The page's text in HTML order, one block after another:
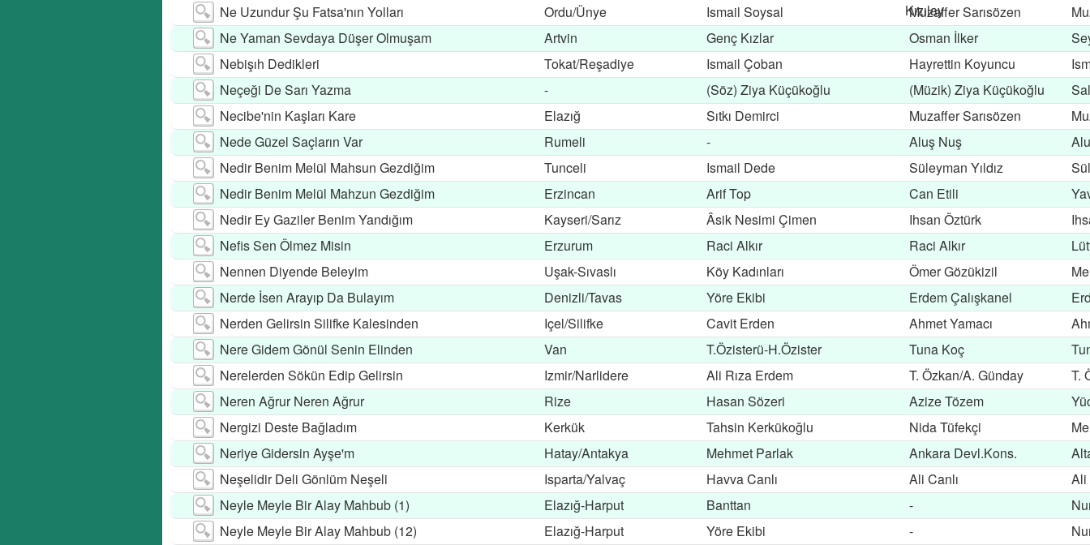
Kızılay
Ne Uzundur Şu Fatsa'nın Yolları
Ordu/Ünye Ismail Soysal Muzaffer Sarısözen
Ne Yaman Sevdaya Düşer Olmuşam
Artvin Genç Kızlar Osman İlker
Nebişıh Dedikleri
Tokat/Reşadiye Ismail Çoban Hayrettin Koyuncu
Neçeği De Sarı Yazma
- (Söz) Ziya Küçükoğlu (Müzik) Ziya Küçükoğlu
Necibe'nin Kaşları Kare
Elazığ Sıtkı Demirci Muzaffer Sarısözen
Nede Güzel Saçların Var
Rumeli - Aluş Nuş
Nedir Benim Melül Mahsun Gezdiğim
Tunceli Ismail Dede Süleyman Yıldız
Nedir Benim Melül Mahzun Gezdiğim
Erzincan Arif Top Can Etili
Nedir Ey Gaziler Benim Yandığım
Kayseri/Sarız Âsik Nesimi Çimen Ihsan Öztürk
Nefis Sen Ölmez Misin
Erzurum Raci Alkır Raci Alkır
Nennen Diyende Beleyim
Uşak-Sıvaslı Köy Kadınları Ömer Gözükizil
Nerde İsen Arayıp Da Bulayım
Denizli/Tavas Yöre Ekibi Erdem Çalışkanel
Nerden Gelirsin Silifke Kalesinden
Içel/Silifke Cavit Erden Ahmet Yamacı
Nere Gidem Gönül Senin Elinden
Van T.Özisterü-H.Özister Tuna Koç
Nerelerden Sökün Edip Gelirsin
Izmir/Narlidere Ali Rıza Erdem T. Özkan/A. Günday
T.
Neren Ağrur Neren Ağrur
Rize Hasan Sözeri Azize Tözem
Nergizi Deste Bağladım
Kerkük Tahsin Kerkükoğlu Nida Tüfekçi
Neriye Gidersin Ayşe'm
Hatay/Antakya Mehmet Parlak Ankara Devl.Kons.
Neşelidir Deli Gönlüm Neşeli
Isparta/Yalvaç Havva Canlı Ali Canlı
Ali
Neyle Meyle Bir Alay Mahbub (1)
Elazığ-Harput Banttan -
Neyle Meyle Bir Alay Mahbub (12)
Elazığ-Harput Yöre Ekibi -